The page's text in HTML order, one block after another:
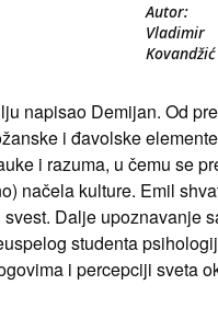
Autor:
Vladimir
Kovandžić
napisao Demijan. Od
i đavolske
i razuma, u čemu se
načela kulture. Emil
Dalje upoznavanje
studenta
i percepciji sveta